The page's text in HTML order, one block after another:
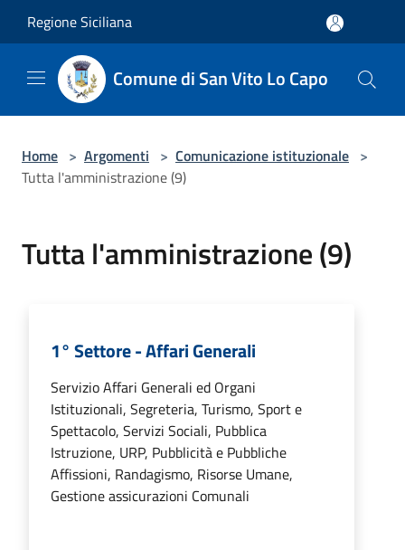
Regione Siciliana
Comune di San Vito Lo Capo
Home > Argomenti > Comunicazione istituzionale >
Tutta l'amministrazione (9)
Tutta l'amministrazione (9)
1° Settore - Affari Generali
Servizio Affari Generali ed Organi
Istituzionali, Segreteria, Turismo, Sport e
Spettacolo, Servizi Sociali, Pubblica
Istruzione, URP, Pubblicità e Pubbliche
Affissioni, Randagismo, Risorse Umane,
Gestione assicurazioni Comunali